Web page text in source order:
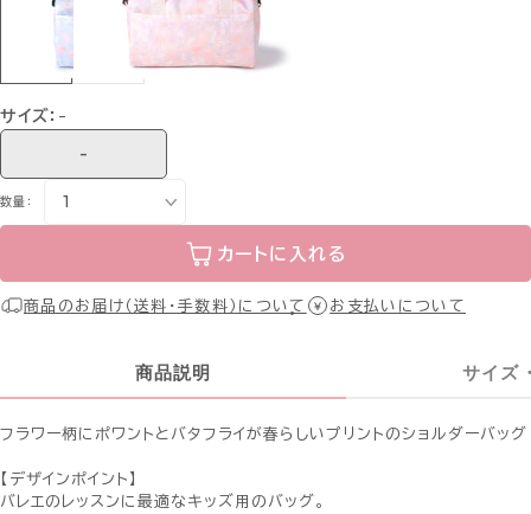
サイズ： -
-
数量：
カートに入れる
商品のお届け（送料・手数料）について お支払いについて
商品説明 サイズ
フラワー柄にポワントとバタフライが春らしいプリントのショルダーバッグ
【デザインポイント】
バレエのレッスンに最適なキッズ用のバッグ。